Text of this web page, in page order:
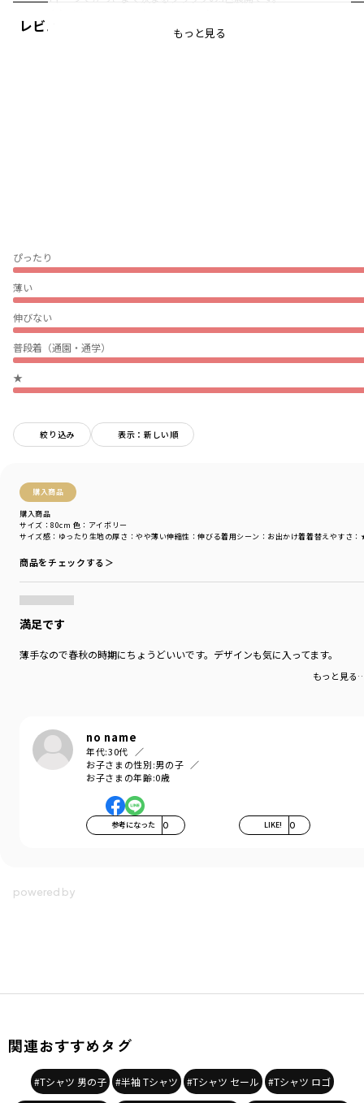
レビュー
ぴったり
薄い
伸びない
普段着（通園・通学）
★
絞り込み 表示：新しい順
購入商品
購入商品
サイズ感 ：ゆったり 生地の厚さ ：やや薄い伸縮性 ：伸びる着用シーン ：お出かけ着着替えやすさ
サイズ：80cm 色：アイボリー
商品をチェックする＞
満足です
薄手なので春秋の時期にちょうどいいです。デザインも気に入ってます。
もっと見る
no name
年代:30代
お子さまの性別:男の子
お子さまの年齢:0歳
参考になった 0 LIKE! 0
スタイリングもしやすく、普段使いしやすいデザイン。
着用イメージ/カラー：アイボリー
サイズ：サイズ110
ブランド
シーズン
／アウトレット
カラー
／グリーン
もっと見る
関連おすすめタグ
#Tシャツ 男の子 #半袖 Tシャツ #Tシャツ セール #Tシャツ ロゴ